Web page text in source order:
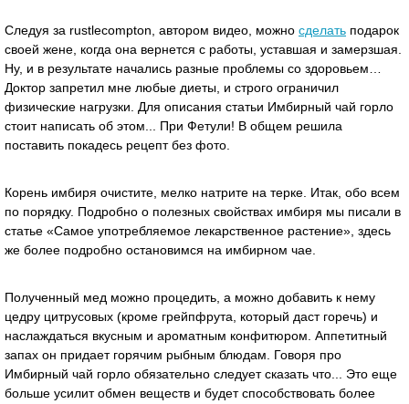
Следуя за rustlecompton, автором видео, можно сделать подарок
своей жене, когда она вернется с работы, уставшая и замерзшая.
Ну, и в результате начались разные проблемы со здоровьем…
Доктор запретил мне любые диеты, и строго ограничил
физические нагрузки. Для описания статьи Имбирный чай горло
стоит написать об этом... При Фетули! В общем решила
поставить покадесь рецепт без фото.
Корень имбиря очистите, мелко натрите на терке. Итак, обо всем
по порядку. Подробно о полезных свойствах имбиря мы писали в
статье «Самое употребляемое лекарственное растение», здесь
же более подробно остановимся на имбирном чае.
Полученный мед можно процедить, а можно добавить к нему
цедру цитрусовых (кроме грейпфрута, который даст горечь) и
наслаждаться вкусным и ароматным конфитюром. Аппетитный
запах он придает горячим рыбным блюдам. Говоря про
Имбирный чай горло обязательно следует сказать что... Это еще
больше усилит обмен веществ и будет способствовать более